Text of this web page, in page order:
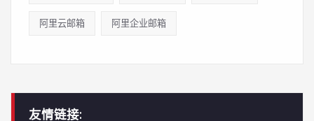
阿里云邮箱 阿里企业邮箱
友情链接: